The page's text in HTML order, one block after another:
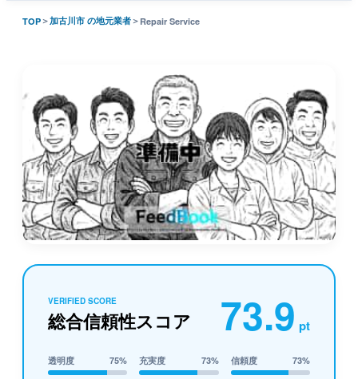
TOP＞加古川市 の地元業者＞ Repair Service
VERIFIED SCORE
総合信頼性スコア 73.9 pt
透明度 75% 充実度 73% 信頼度 73%